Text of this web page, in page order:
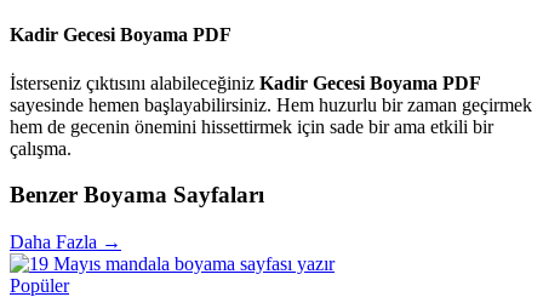
Kadir Gecesi Boyama PDF
İsterseniz çıktısını alabileceğiniz Kadir Gecesi Boyama PDF
sayesinde hemen başlayabilirsiniz. Hem huzurlu bir zaman geçirmek
hem de gecenin önemini hissettirmek için sade bir ama etkili bir
çalışma.
Benzer Boyama Sayfaları
Daha Fazla →
Popüler